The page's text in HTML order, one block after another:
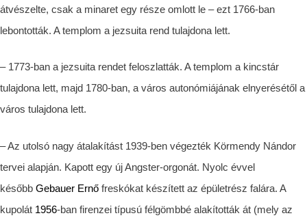
átvészelte, csak a minaret egy része omlott le – ezt 1766-ban
lebontották. A templom a jezsuita rend tulajdona lett.
– 1773-ban a jezsuita rendet feloszlatták. A templom a kincstár
tulajdona lett, majd 1780-ban, a város autonómiájának elnyerésétől a
város tulajdona lett.
– Az utolsó nagy átalakítást 1939-ben végezték Körmendy Nándor
tervei alapján. Kapott egy új Angster-orgonát. Nyolc évvel
később Gebauer Ernő freskókat készített az épületrész falára. A
kupolát 1956-ban firenzei típusú félgömbbé alakították át (mely az